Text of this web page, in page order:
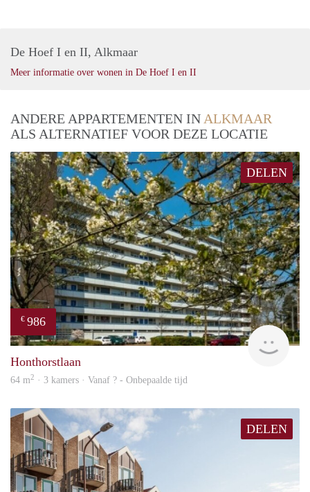
De Hoef I en II, Alkmaar
Meer informatie over wonen in De Hoef I en II
ANDERE APPARTEMENTEN IN ALKMAAR
ALS ALTERNATIEF VOOR DEZE LOCATIE
DELEN
€ 986
Honthorstlaan
64 m2 · 3 kamers · Vanaf ? - Onbepaalde tijd
DELEN